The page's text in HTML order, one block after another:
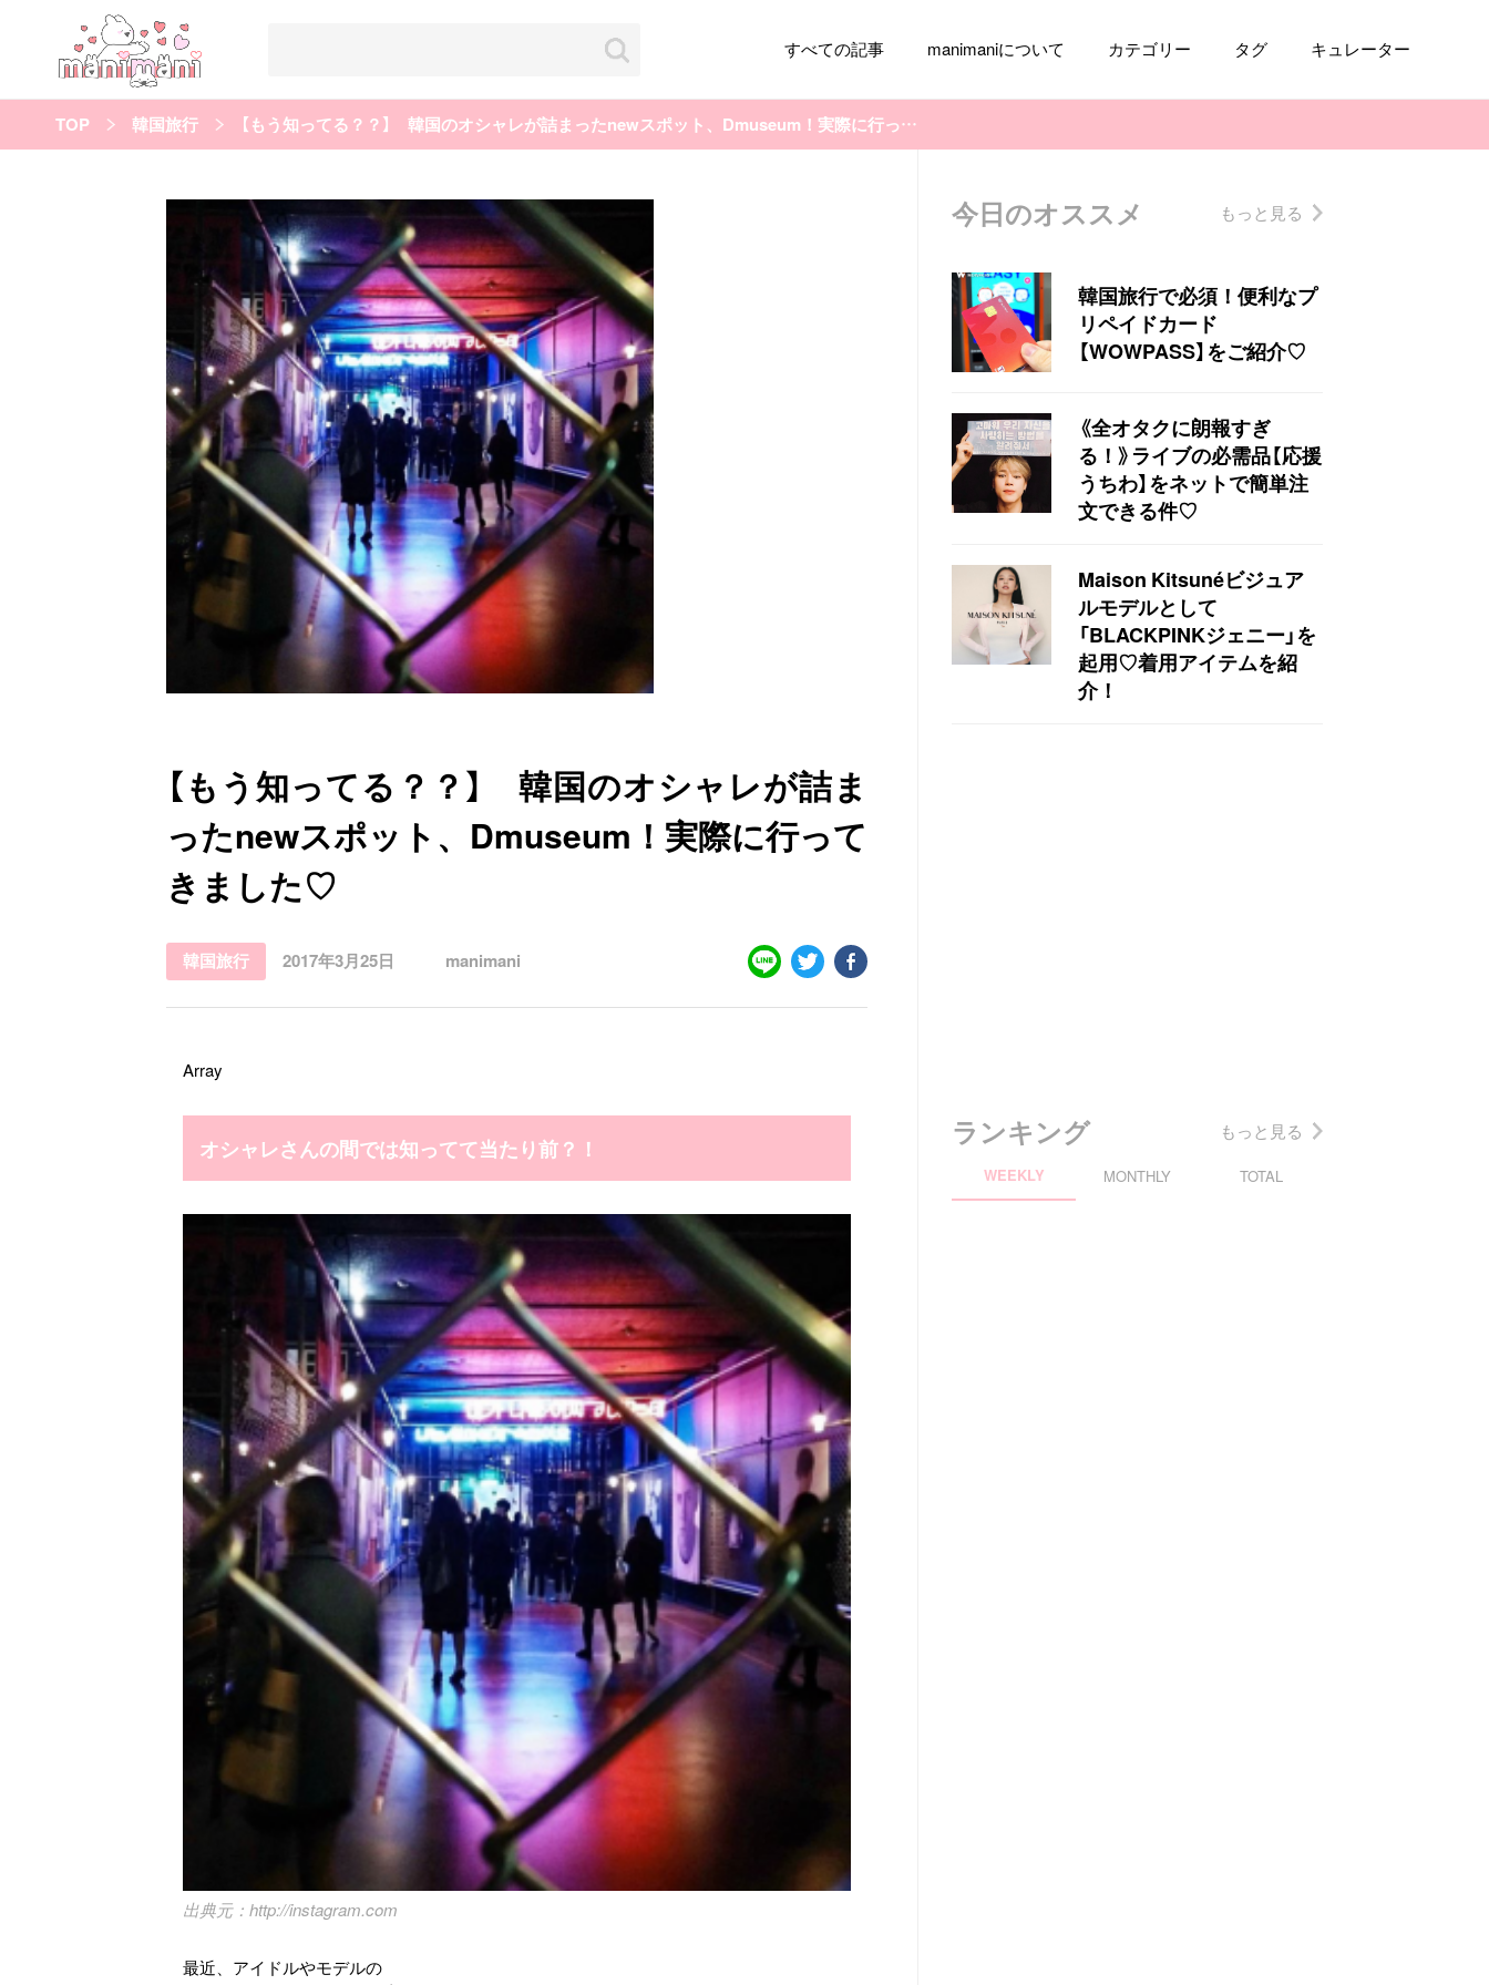
すべての記事 manimaniについて カテゴリー タグ キュレーター
キュレーター一覧
運営会社
利用規約
プライバシーポリシー
お問い合わせ
韓国コスメ 韓国トレンド 韓国旅行 韓国ファッション
オルチャンメイク twice 人気 アイドル 韓国ドラマ
TOP 韓国旅行 【もう知ってる？？】 韓国のオシャレが詰まったnewスポット、Dmuseum！実際に行ってきました♡
【もう知ってる？？】 韓国のオシャレが詰ま
ったnewスポット、Dmuseum！実際に行って
きました♡
韓国旅行 2017年3月25日 manimani
Array
オシャレさんの間では知ってて当たり前？！
http://instagram.com
最近、アイドルやモデルの
今日のオススメ もっと見る
韓国旅行で必須！便利なプ
リペイドカード
【WOWPASS】をご紹介♡
《全オタクに朗報すぎ
る！》ライブの必需品【応援
うちわ】をネットで簡単注
文できる件♡
Maison Kitsunéビジュア
ルモデルとして
「BLACKPINKジェニー」を
起用♡着用アイテムを紹
介！
ランキング もっと見る
WEEKLY MONTHLY TOTAL